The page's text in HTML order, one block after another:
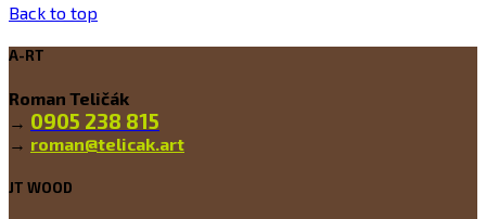
Back to top
A-RT
Roman Teličák
→ 0905 238 815
→ roman@telicak.art
JT WOOD